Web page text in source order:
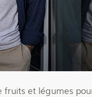
fruits et légumes